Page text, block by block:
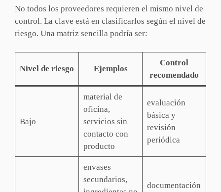
No todos los proveedores requieren el mismo nivel de
control. La clave está en clasificarlos según el nivel de
riesgo. Una matriz sencilla podría ser:
Nivel de riesgo Ejemplos
Control
recomendado
Bajo
material de
oficina,
servicios sin
contacto con
producto
evaluación
básica y
revisión
periódica
envases
secundarios,
documentación